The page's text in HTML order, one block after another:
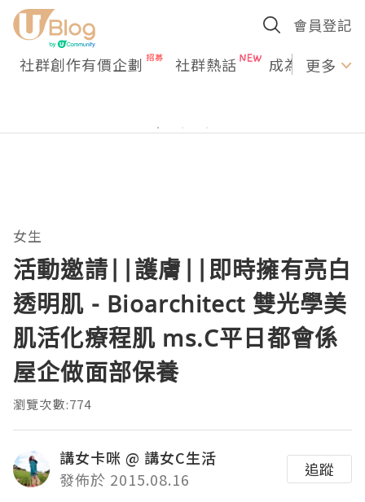
會員登記
社群創作有價企劃 社群熱話 成為U更多
女生
活動邀請||護膚||即時擁有亮白
透明肌 - Bioarchitect 雙光學美
肌活化療程肌 ms.C平日都會係
屋企做面部保養
瀏覽次數:774
講女卡咪 @ 講女C生活
發佈於 2015.08.16
追蹤